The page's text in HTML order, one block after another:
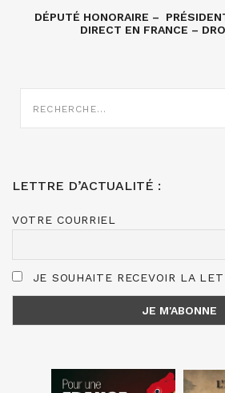
DÉPUTÉ HONORAIRE –
DIRECT EN FRANCE –
SUR
LETTRE D’ACTUALITÉ :
VOTRE COURRIEL
JE SOUHAITE RECEVOIR LA